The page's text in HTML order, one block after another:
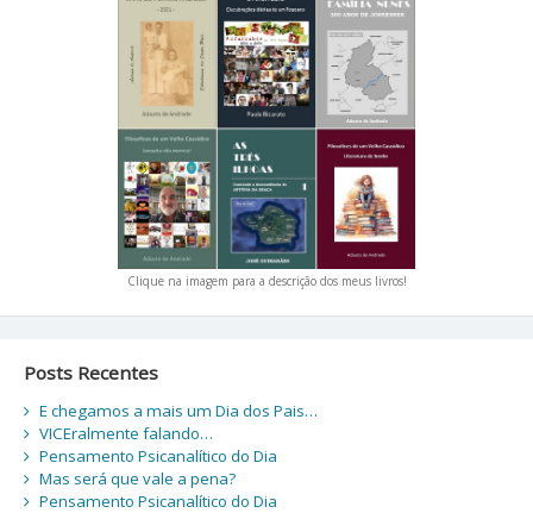
Clique na imagem para a descrição dos meus livros!
Posts Recentes
E chegamos a mais um Dia dos Pais…
VICEralmente falando…
Pensamento Psicanalítico do Dia
Mas será que vale a pena?
Pensamento Psicanalítico do Dia